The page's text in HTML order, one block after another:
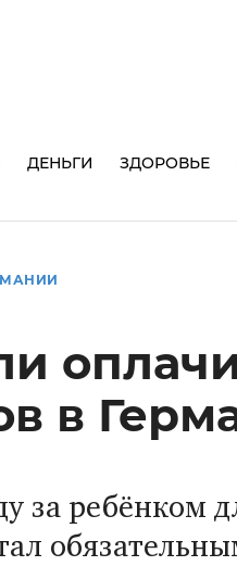
ДЕНЬГИ ЗДОРОВЬЕ
в
за ребёнком